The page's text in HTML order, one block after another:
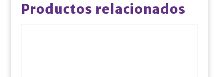
Productos relacionados